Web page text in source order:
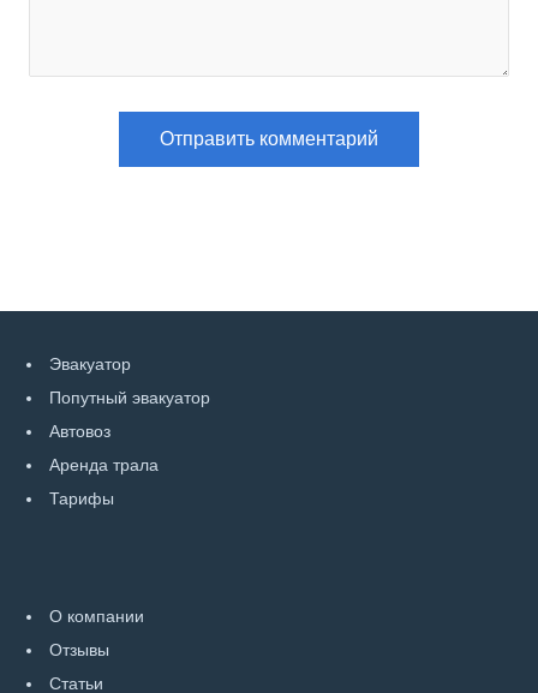
Эвакуатор
Попутный эвакуатор
Автовоз
Аренда трала
Тарифы
О компании
Отзывы
Статьи